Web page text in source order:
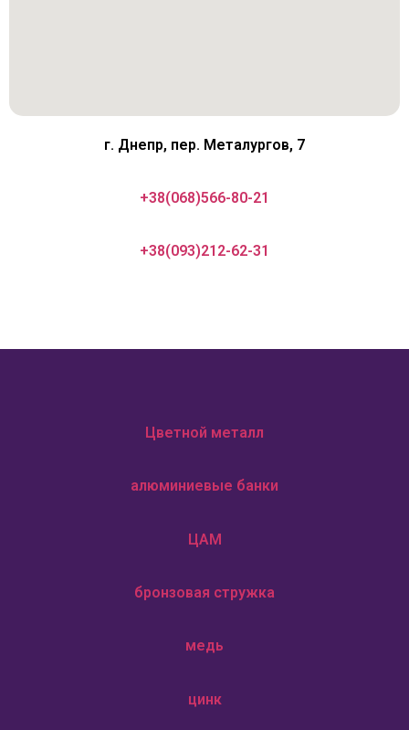
г. Днепр, пер. Металургов, 7
+38(068)566-80-21
+38(093)212-62-31
Цветной металл
алюминиевые банки
ЦАМ
бронзовая стружка
медь
цинк